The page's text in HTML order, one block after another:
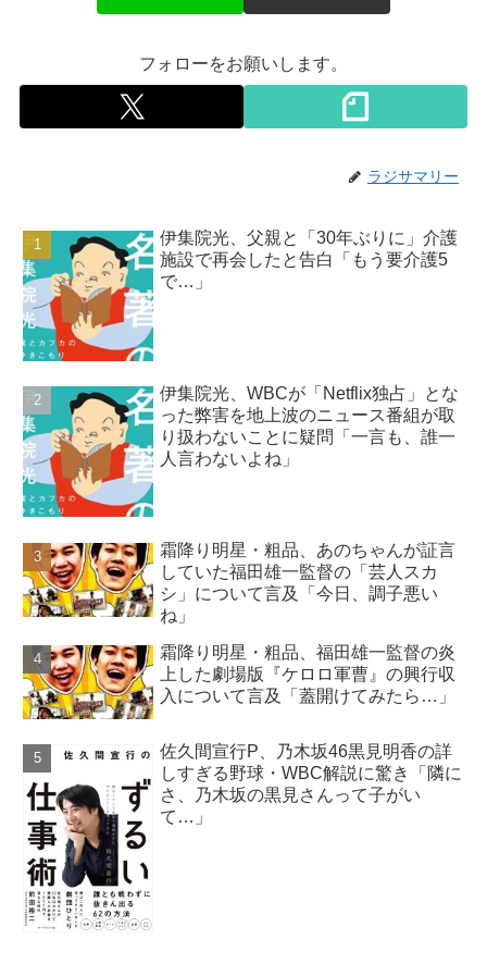
フォローをお願いします。
ラジサマリー
伊集院光、父親と「30年ぶりに」介護
施設で再会したと告白「もう要介護5
で…」
伊集院光、WBCが「Netflix独占」とな
った弊害を地上波のニュース番組が取
り扱わないことに疑問「一言も、誰一
人言わないよね」
霜降り明星・粗品、あのちゃんが証言
していた福田雄一監督の「芸人スカ
シ」について言及「今日、調子悪い
ね」
霜降り明星・粗品、福田雄一監督の炎
上した劇場版『ケロロ軍曹』の興行収
入について言及「蓋開けてみたら…」
佐久間宣行P、乃木坂46黒見明香の詳
しすぎる野球・WBC解説に驚き「隣に
さ、乃木坂の黒見さんって子がい
て…」